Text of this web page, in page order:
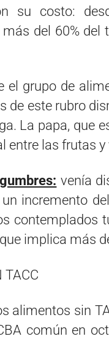
su costo:
del 60% del
el grupo de
de este rubro
La papa, que
entre las frutas
venía
incremento
contemplados
implica más
TACC
alimentos sin
común en